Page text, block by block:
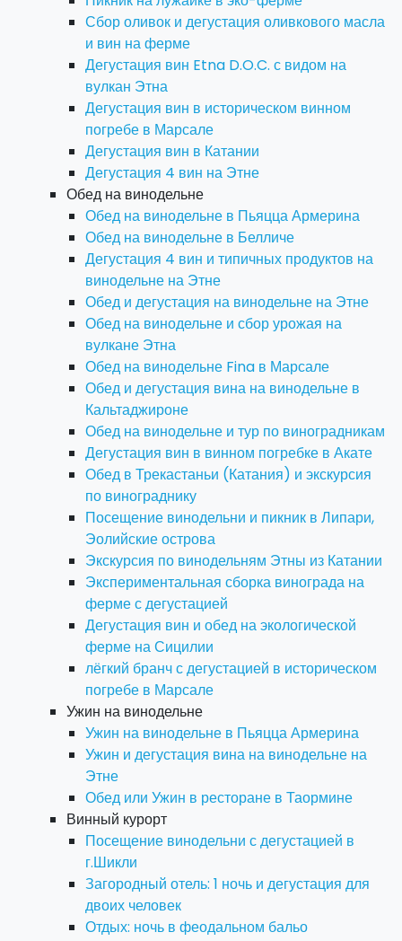
Сбор оливок и дегустация оливкового масла
и вин на ферме
Дегустация вин Etna D.O.C. с видом на
вулкан Этна
Дегустация вин в историческом винном
погребе в Марсале
Дегустация вин в Катании
Дегустация 4 вин на Этне
Обед на винодельне
Обед на винодельне в Пьяцца Армерина
Обед на винодельне в Белличе
Дегустация 4 вин и типичных продуктов на
винодельне на Этне
Обед и дегустация на винодельне на Этне
Обед на винодельне и сбор урожая на
вулкане Этна
Обед на винодельне Fina в Марсале
Обед и дегустация вина на винодельне в
Кальтаджироне
Обед на винодельне и тур по виноградникам
Дегустация вин в винном погребке в Акате
Обед в Трекастаньи (Катания) и экскурсия
по винограднику
Посещение винодельни и пикник в Липари,
Эолийские острова
Экскурсия по винодельням Этны из Катании
Экспериментальная сборка винограда на
ферме с дегустацией
Дегустация вин и обед на экологической
ферме на Сицилии
лёгкий бранч с дегустацией в историческом
погребе в Марсале
Ужин на винодельне
Ужин на винодельне в Пьяцца Армерина
Ужин и дегустация вина на винодельне на
Этне
Обед или Ужин в ресторане в Таормине
Винный курорт
Посещение винодельни с дегустацией в
г.Шикли
Загородный отель: 1 ночь и дегустация для
двоих человек
Отдых: ночь в феодальном бальо